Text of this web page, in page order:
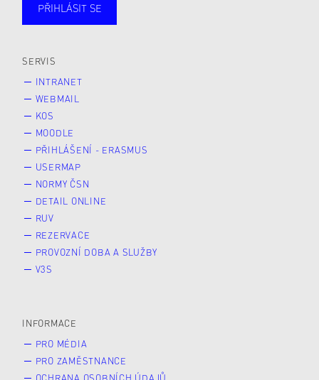
PŘIHLÁSIT SE
SERVIS
INTRANET
WEBMAIL
KOS
MOODLE
PŘIHLÁŠENÍ - ERASMUS
USERMAP
NORMY ČSN
DETAIL ONLINE
RUV
REZERVACE
PROVOZNÍ DOBA A SLUŽBY
V3S
INFORMACE
PRO MÉDIA
PRO ZAMĚSTNANCE